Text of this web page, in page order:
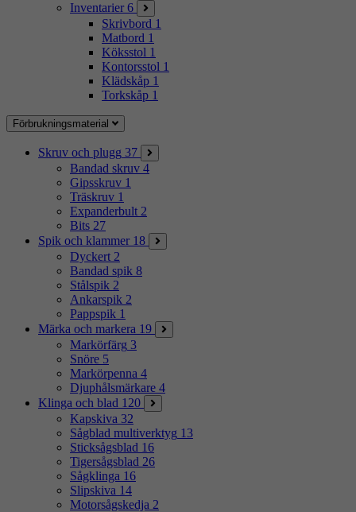
Inventarier 6
Skrivbord 1
Matbord 1
Köksstol 1
Kontorsstol 1
Klädskåp 1
Torkskåp 1
Förbrukningsmaterial
Skruv och plugg 37
Bandad skruv 4
Gipsskruv 1
Träskruv 1
Expanderbult 2
Bits 27
Spik och klammer 18
Dyckert 2
Bandad spik 8
Stålspik 2
Ankarspik 2
Pappspik 1
Märka och markera 19
Markörfärg 3
Snöre 5
Markörpenna 4
Djuphålsmärkare 4
Klinga och blad 120
Kapskiva 32
Sågblad multiverktyg 13
Sticksågsblad 16
Tigersågsblad 26
Sågklinga 16
Slipskiva 14
Motorsågskedja 2